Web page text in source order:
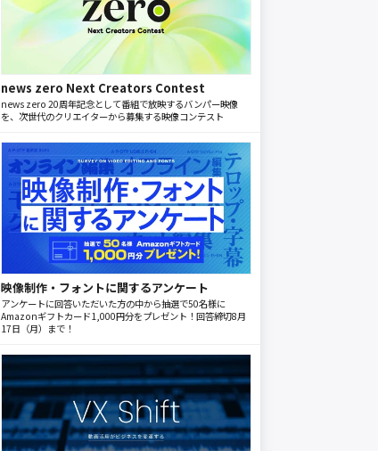
news zero Next Creators Contest
news zero 20周年記念として番組で放映するバンパー映像
を、次世代のクリエイターから募集する映像コンテスト
映像制作・フォントに関するアンケート
アンケートに回答いただいた方の中から抽選で50名様に
Amazonギフトカード1,000円分をプレゼント！回答締切8月
17日（月）まで！